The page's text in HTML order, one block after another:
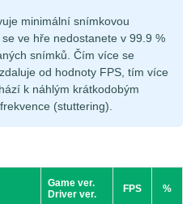
minimální snímkovou
ve hře nedostanete v 99.9 %
snímků. Čím více se
od hodnoty FPS, tím více
k náhlým krátkodobým
(stuttering).
Game ver.
Driver ver.
FPS %